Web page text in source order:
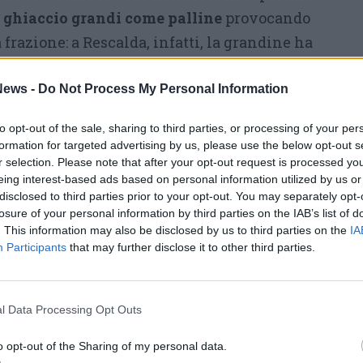
- Do Not Process My Personal Information
opt-out of the sale, sharing to third parties, or processing of your
for targeted advertising by us, please use the below opt-out
selection. Please note that after your opt-out request is processed
interest-based ads based on personal information utilized by us
to third parties prior to your opt-out. You may separately
of your personal information by third parties on the IAB’s list of
This information may also be disclosed by us to third parties on the
Participants that may further disclose it to other third parties.
Data Processing Opt Outs
opt-out of the Sharing of my personal data.
grandi come palline provocando
a Rescalda, infatti, la grandine ha
Manzoni e i lunotti posteriori di diverse
la caduta di alberi. Allagamenti anche
la situazione sta però tornando alla
pulizia completa bisognerà aspettare
sono intervenuti in via Don Milani per
e la Polizia Locale e la Protezione
un albero caduto tra via Novara e via
per la cui rimozione è stato richiesto
Fuoco. La Protezione Civile, inoltre, sta
del territorio e dei livelli dell’Olona.
dove è stato danneggiato il tetto di una